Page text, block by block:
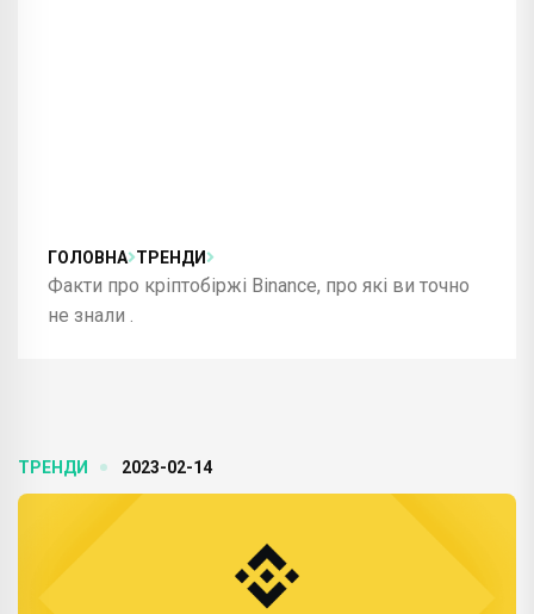
ГОЛОВНА ТРЕНДИ
Факти про кріптобіржі Binance, про які ви точно
не знали .
ТРЕНДИ 2023-02-14